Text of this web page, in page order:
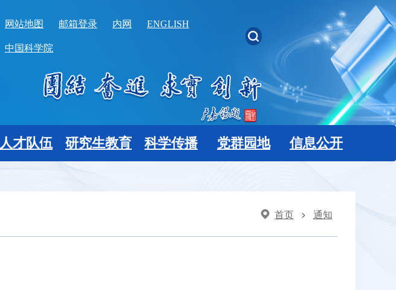
网站地图 邮箱登录 内网 ENGLISH
中国科学院
人才队伍 研究生教育 科学传播 党群园地 信息公开
首页 > 通知